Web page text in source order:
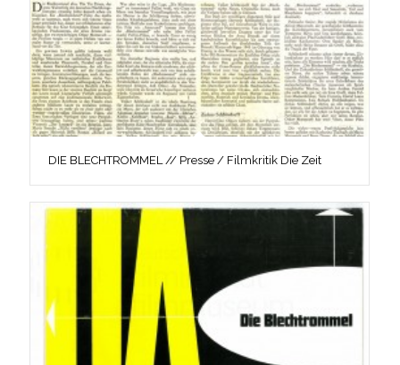
DIE BLECHTROMMEL // Presse / Filmkritik Die Zeit